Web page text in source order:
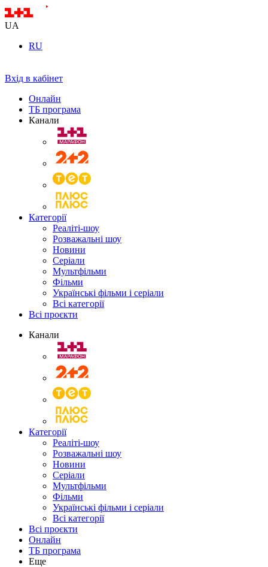
UA
RU
Вхід в кабінет
Онлайн
ТБ програма
Канали
Категорії
Реаліті-шоу
Розважальні шоу
Новини
Серіали
Мультфільми
Фільми
Українські фільми і серіали
Всі категорії
Всі проєкти
Канали
Категорії
Реаліті-шоу
Розважальні шоу
Новини
Серіали
Мультфільми
Фільми
Українські фільми і серіали
Всі категорії
Всі проєкти
Онлайн
ТБ програма
Еще